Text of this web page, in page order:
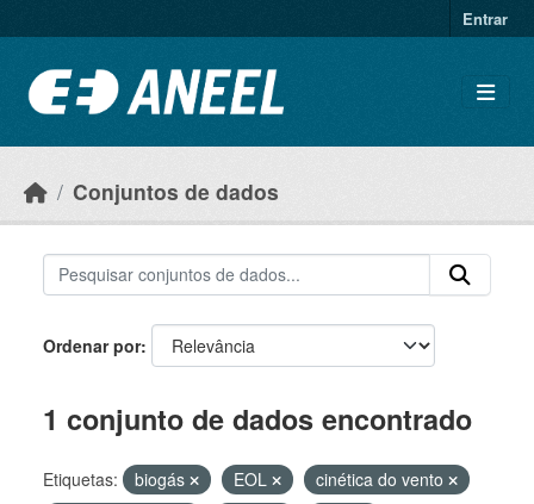
Entrar
Conjuntos de dados
Ordenar por
1 conjunto de dados encontrado
Etiquetas: biogás EOL
cinética do vento